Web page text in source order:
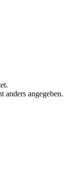
anders angegeben.